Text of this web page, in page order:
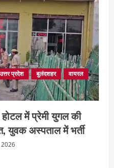
प्रदेश बुलंदशहर
वायरल
में प्रेमी युगल की
युवक अस्पताल में भर्ती
2026